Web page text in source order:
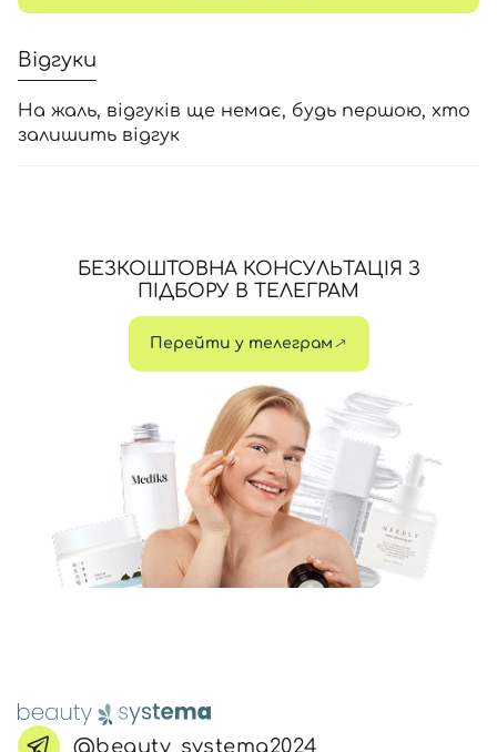
Відгуки
На жаль, відгуків ще немає, будь першою, хто
залишить відгук
БЕЗКОШТОВНА КОНСУЛЬТАЦІЯ З
ПІДБОРУ В ТЕЛЕГРАМ
Перейти у телеграм
@beauty_systema2024